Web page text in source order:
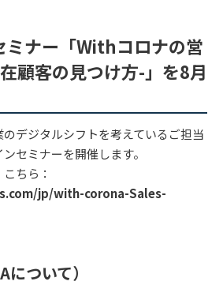
ナー「Withコロナの営
顧客の見つけ方-」を8月
デジタルシフトを考えているご担当
セミナーを開催します。
ちら：
jp/with-corona-Sales-
について）